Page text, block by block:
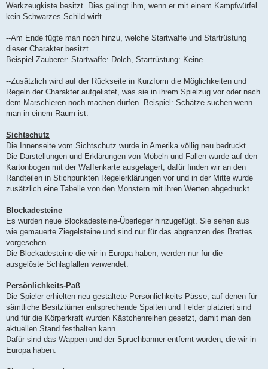
Werkzeugkiste besitzt. Dies gelingt ihm, wenn er mit einem Kampfwürfel
kein Schwarzes Schild wirft.
--Am Ende fügte man noch hinzu, welche Startwaffe und Startrüstung
dieser Charakter besitzt.
Beispiel Zauberer: Startwaffe: Dolch, Startrüstung: Keine
--Zusätzlich wird auf der Rückseite in Kurzform die Möglichkeiten und
Regeln der Charakter aufgelistet, was sie in ihrem Spielzug vor oder nach
dem Marschieren noch machen dürfen. Beispiel: Schätze suchen wenn
man in einem Raum ist.
Sichtschutz
Die Innenseite vom Sichtschutz wurde in Amerika völlig neu bedruckt.
Die Darstellungen und Erklärungen von Möbeln und Fallen wurde auf den
Kartonbogen mit der Waffenkarte ausgelagert, dafür finden wir an den
Randteilen in Stichpunkten Regelerklärungen vor und in der Mitte wurde
zusätzlich eine Tabelle von den Monstern mit ihren Werten abgedruckt.
Blockadesteine
Es wurden neue Blockadesteine-Überleger hinzugefügt. Sie sehen aus
wie gemauerte Ziegelsteine und sind nur für das abgrenzen des Brettes
vorgesehen.
Die Blockadesteine die wir in Europa haben, werden nur für die
ausgelöste Schlagfallen verwendet.
Persönlichkeits-Paß
Die Spieler erhielten neu gestaltete Persönlichkeits-Pässe, auf denen für
sämtliche Besitztümer entsprechende Spalten und Felder platziert sind
und für die Körperkraft wurden Kästchenreihen gesetzt, damit man den
aktuellen Stand festhalten kann.
Dafür sind das Wappen und der Spruchbanner entfernt worden, die wir in
Europa haben.